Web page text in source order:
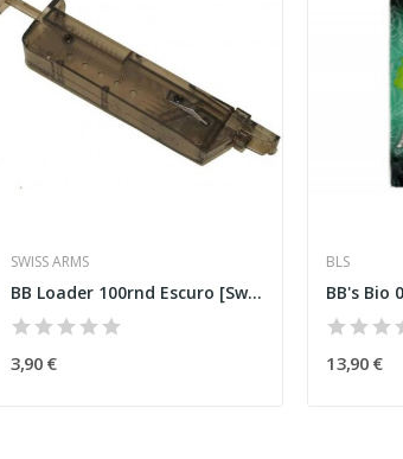
SWISS ARMS
BB Loader 100rnd Escuro [Swiss Arms]
3,90 €
BLS
BB's Bio
13,90 €